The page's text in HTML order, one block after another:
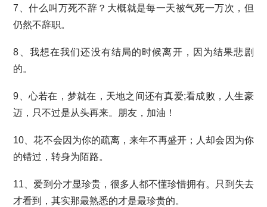
7、什么叫万死不辞？大概就是每一天被气死一万次，但
仍然不辞职。
8、我想在我们还没有结局的时候离开，因为结果悲剧
的。
9、心若在，梦就在，天地之间还有真爱;看成败，人生豪
迈，只不过是从头再来。朋友，加油！
10、花不会因为你的疏离，来年不再盛开；人却会因为你
的错过，转身为陌路。
11、爱到分才显珍贵，很多人都不懂珍惜拥有。只到失去
才看到，其实那最熟悉的才是最珍贵的。